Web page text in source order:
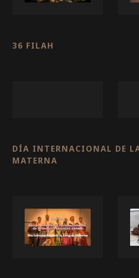
36 FILAH
DÍA INTERNACIONAL DE
MATERNA